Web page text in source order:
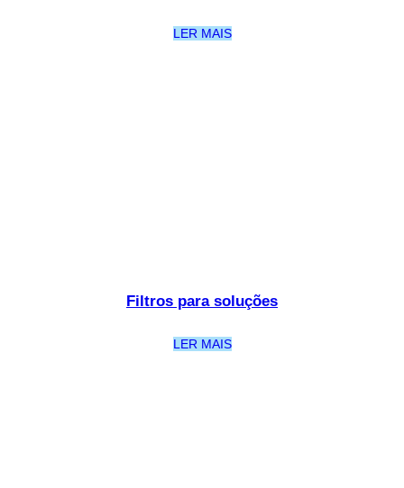
LER MAIS
Filtros para soluções
LER MAIS